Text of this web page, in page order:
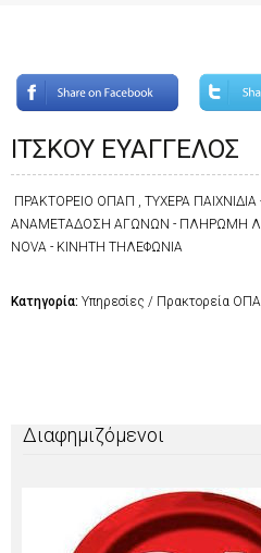
ΙΤΣΚΟΥ ΕΥΑΓΓΕΛΟΣ
ΠΡΑΚΤΟΡΕΙΟ ΟΠΑΠ , ΤΥΧΕΡΑ ΠΑΙΧΝΙΔΙΑ -
ΑΝΑΜΕΤΑΔΟΣΗ ΑΓΩΝΩΝ - ΠΛΗΡΩΜΗ
NOVA - ΚΙΝΗΤΗ ΤΗΛΕΦΩΝΙΑ
Κατηγορία: Υπηρεσίες / Πρακτορεία
Διαφημιζόμενοι